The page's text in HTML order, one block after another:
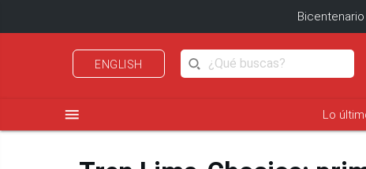
Bicentenario
ENGLISH
menu Lo